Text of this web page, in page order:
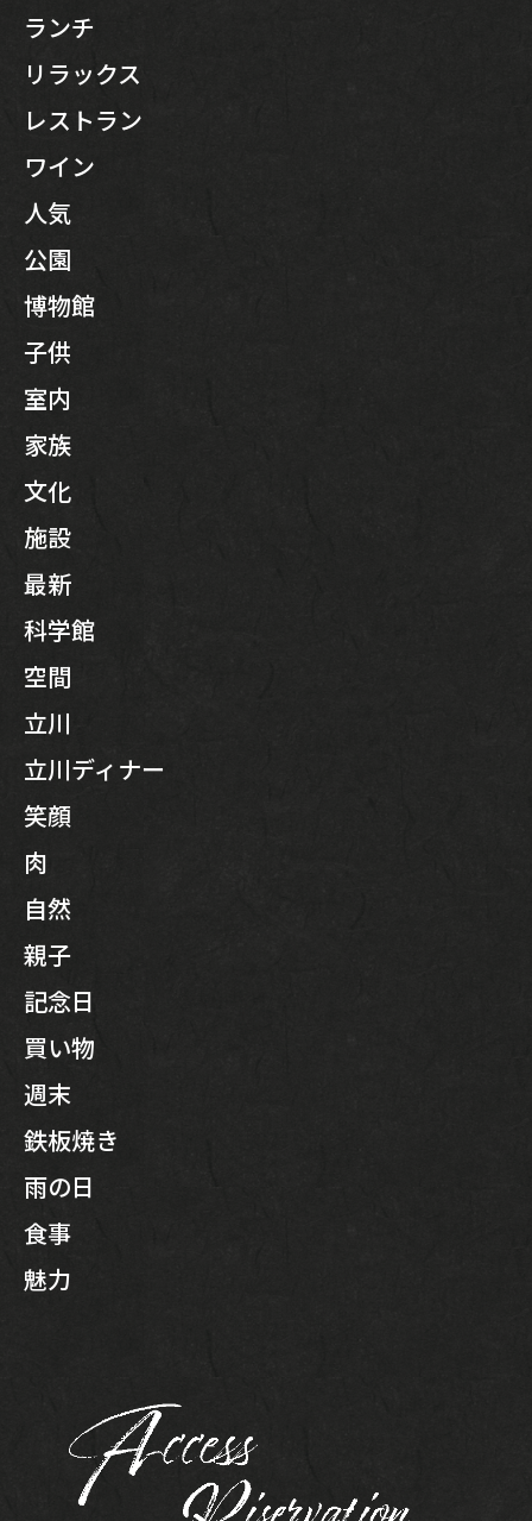
ランチ
リラックス
レストラン
ワイン
人気
公園
博物館
子供
室内
家族
文化
施設
最新
科学館
空間
立川
立川ディナー
笑顔
肉
自然
親子
記念日
買い物
週末
鉄板焼き
雨の日
食事
魅力